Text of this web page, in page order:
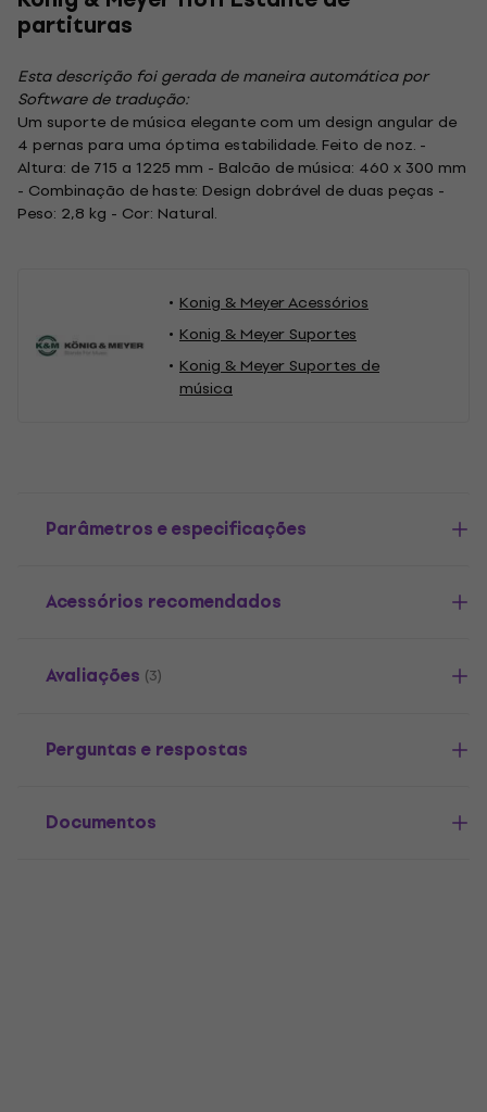
partituras
Esta descrição foi gerada de maneira automática por
Software de tradução:
Um suporte de música elegante com um design angular de
4 pernas para uma óptima estabilidade. Feito de noz. -
Altura: de 715 a 1225 mm - Balcão de música: 460 x 300 mm
- Combinação de haste: Design dobrável de duas peças -
Peso: 2,8 kg - Cor: Natural.
Konig & Meyer Acessórios
Konig & Meyer Suportes
Konig & Meyer Suportes de
música
Parâmetros e especificações
Acessórios recomendados
Avaliações (3)
Perguntas e respostas
Documentos